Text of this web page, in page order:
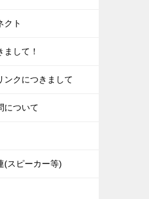
クト
まして！
ンクにつきまして
について
(スピーカー等)